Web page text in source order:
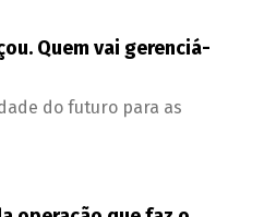
Quem vai gerenciá-
do futuro para as